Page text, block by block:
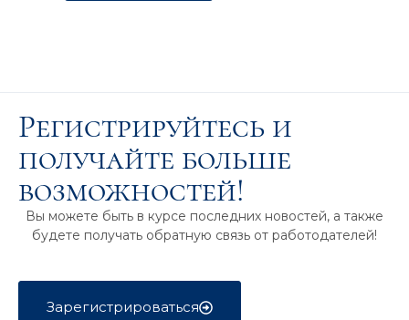
Регистрируйтесь и
получайте больше
возможностей!
Вы можете быть в курсе последних новостей, а также
будете получать обратную связь от работодателей!
Зарегистрироваться